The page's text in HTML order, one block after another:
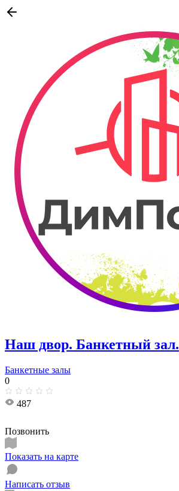
Наш двор. Банкетный зал.
Банкетные залы
0
487
Позвонить
Показать на карте
Написать отзыв